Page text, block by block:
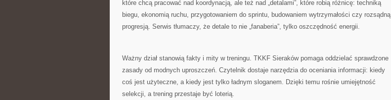
które chcą pracować nad koordynacją, ale też nad „detalami”, które robią różnicę: techniką
biegu, ekonomią ruchu, przygotowaniem do sprintu, budowaniem wytrzymałości czy rozsądną
progresją. Serwis tłumaczy, że detale to nie „fanaberia”, tylko oszczędność energii.
Ważny dział stanowią fakty i mity w treningu. TKKF Sieraków pomaga oddzielać sprawdzone
zasady od modnych uproszczeń. Czytelnik dostaje narzędzia do oceniania informacji: kiedy
coś jest użyteczne, a kiedy jest tylko ładnym sloganem. Dzięki temu rośnie umiejętność
selekcji, a trening przestaje być loterią.